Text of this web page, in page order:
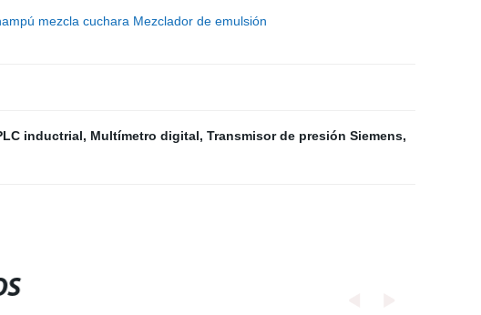
mezcla cuchara Mezclador de emulsión
inductrial, Multímetro digital, Transmisor de presión Siemens,